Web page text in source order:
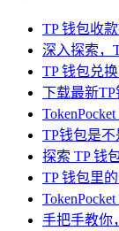
TP 钱包收
深入探索，
TP 钱包兑
下载最新
TP钱包是
探索 TP 钱
TP 钱包里
手把手教你